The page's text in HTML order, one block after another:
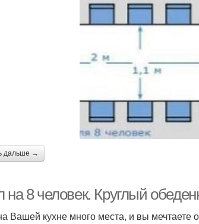
дальше →
на 8 человек. Круглый
Вашей кухне много места, и вы мечтаете